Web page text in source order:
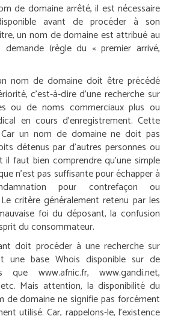
de domaine arrêté, il est nécessaire
avant de procéder à son
un nom de domaine est attribué au
(règle du « premier arrivé,
nom de domaine doit être précédé
c’est-à-dire d’une recherche sur
ou de noms commerciaux plus ou
en cours d’enregistrement. Cette
un nom de domaine ne doit pas
détenus par d’autres personnes ou
il faut bien comprendre qu’une simple
n’est pas suffisante pour échapper à
pour contrefaçon ou
critère généralement retenu par les
foi du déposant, la confusion
du consommateur.
doit procéder à une recherche sur
une base Whois disponible sur de
www.afnic.fr, www.gandi.net,
Mais attention, la disponibilité du
domaine ne signifie pas forcément
utilisé. Car, rappelons-le, l’existence